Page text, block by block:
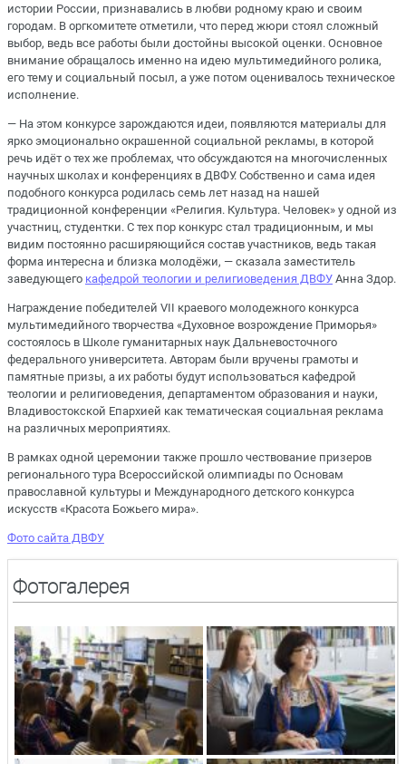
истории России, признавались в любви родному краю и своим
городам. В оргкомитете отметили, что перед жюри стоял сложный
выбор, ведь все работы были достойны высокой оценки. Основное
внимание обращалось именно на идею мультимедийного ролика,
его тему и социальный посыл, а уже потом оценивалось техническое
исполнение.
— На этом конкурсе зарождаются идеи, появляются материалы для
ярко эмоционально окрашенной социальной рекламы, в которой
речь идёт о тех же проблемах, что обсуждаются на многочисленных
научных школах и конференциях в ДВФУ. Собственно и сама идея
подобного конкурса родилась семь лет назад на нашей
традиционной конференции «Религия. Культура. Человек» у одной из
участниц, студентки. С тех пор конкурс стал традиционным, и мы
видим постоянно расширяющийся состав участников, ведь такая
форма интересна и близка молодёжи, — сказала заместитель
заведующего кафедрой теологии и религиоведения ДВФУ Анна Здор.
Награждение победителей VII краевого молодежного конкурса
мультимедийного творчества «Духовное возрождение Приморья»
состоялось в Школе гуманитарных наук Дальневосточного
федерального университета. Авторам были вручены грамоты и
памятные призы, а их работы будут использоваться кафедрой
теологии и религиоведения, департаментом образования и науки,
Владивостокской Епархией как тематическая социальная реклама
на различных мероприятиях.
В рамках одной церемонии также прошло чествование призеров
регионального тура Всероссийской олимпиады по Основам
православной культуры и Международного детского конкурса
искусств «Красота Божьего мира».
Фото сайта ДВФУ
Фотогалерея